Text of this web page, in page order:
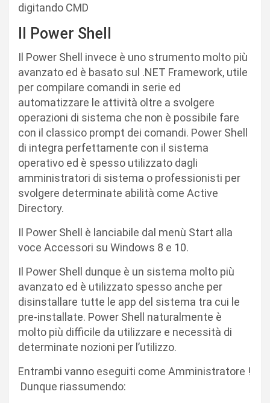
digitando CMD
Il Power Shell
Il Power Shell invece è uno strumento molto più
avanzato ed è basato sul .NET Framework, utile
per compilare comandi in serie ed
automatizzare le attività oltre a svolgere
operazioni di sistema che non è possibile fare
con il classico prompt dei comandi. Power Shell
di integra perfettamente con il sistema
operativo ed è spesso utilizzato dagli
amministratori di sistema o professionisti per
svolgere determinate abilità come Active
Directory.
Il Power Shell è lanciabile dal menù Start alla
voce Accessori su Windows 8 e 10.
Il Power Shell dunque è un sistema molto più
avanzato ed è utilizzato spesso anche per
disinstallare tutte le app del sistema tra cui le
pre-installate. Power Shell naturalmente è
molto più difficile da utilizzare e necessità di
determinate nozioni per l’utilizzo.
Entrambi vanno eseguiti come Amministratore !
Dunque riassumendo: